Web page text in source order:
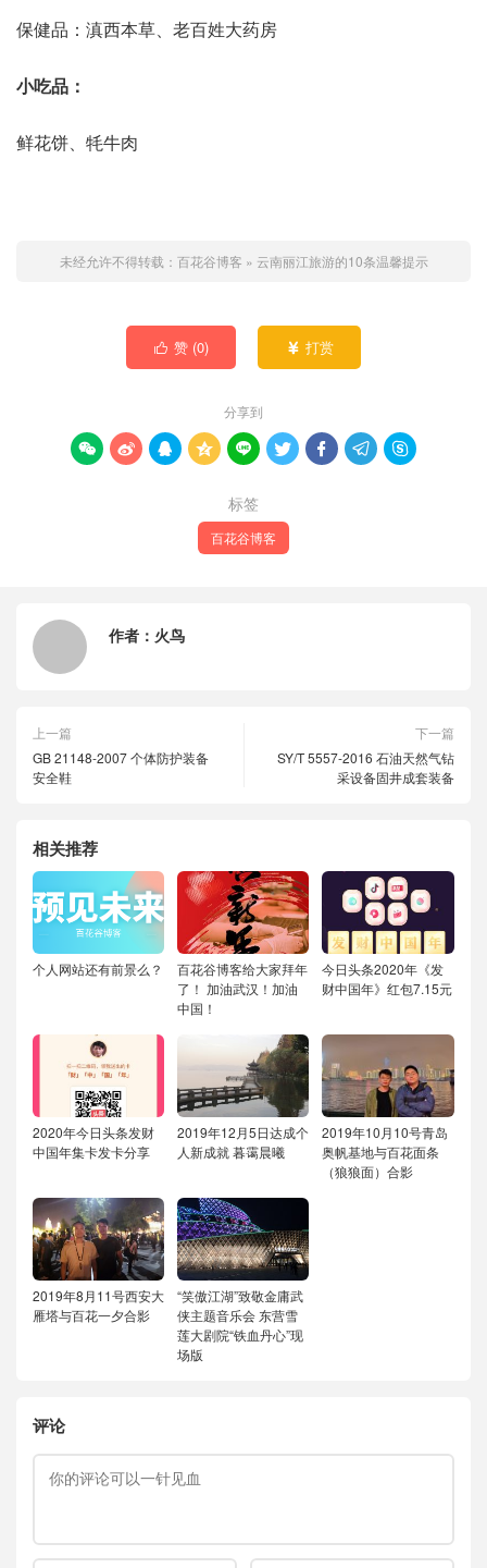
保健品：滇西本草、老百姓大药房
小吃品：
鲜花饼、牦牛肉
未经允许不得转载： 百花谷博客 » 云南丽江旅游的10条温馨提示
 赞 (0)  打赏
分享到
        
标签
百花谷博客
作者： 火鸟
上一篇
GB 21148-2007 个体防护装备
安全鞋
下一篇
SY/T 5557-2016 石油天然气钻
采设备固井成套装备
相关推荐
个人网站还有前景么？
百花谷博客给大家拜年
了！加油武汉！加油
中国！
今日头条2020年《发
财中国年》红包7.15元
2020年今日头条发财
中国年集卡发卡分享
2019年12月5日达成个
人新成就暮霭晨曦
2019年10月10号青岛
奥帆基地与百花面条
（狼狼面）合影
2019年8月11号西安大
雁塔与百花一夕合影
“笑傲江湖”致敬金庸武
侠主题音乐会 东营雪
莲大剧院“铁血丹心”现
场版
评论